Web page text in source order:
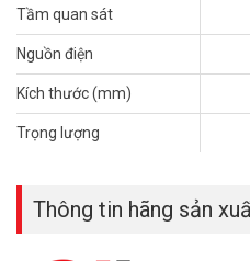
– Kích thước Φ100mm×74.3mm,
– Trọng lượng: 0.22kg
– Sản xuất tại Trung Quốc
– Bảo hành: 24 tháng
Để cập nhật thông tin giá camera
khách hàng vui lòng liên hệ
hỗ trợ tốt nhất.
Tham khảo các kênh thông tin
Tầm quan sát
Nguồn điện
Kích thước (mm)
Trọng lượng
Thông tin hãng sản